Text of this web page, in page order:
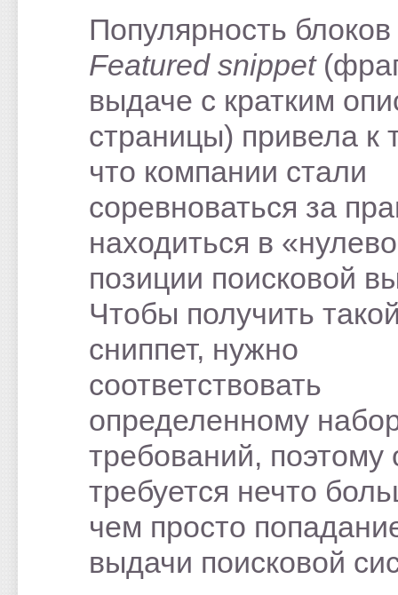
Популярность блоков
Featured snippet
выдаче с кратким
страницы) привела к
что компании стали
соревноваться за
находиться в
позиции поисковой
Чтобы получить
сниппет, нужно
соответствовать
определенному
требований,
требуется нечто
чем просто
выдачи поисковой